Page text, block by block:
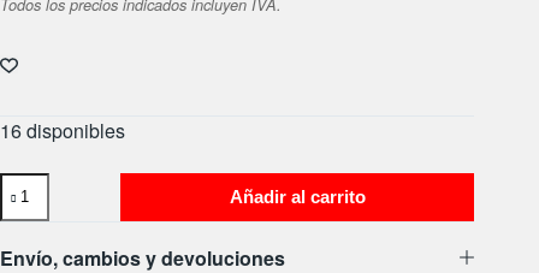
Todos los precios indicados incluyen IVA.
16 disponibles
Añadir al carrito
Envío, cambios y devoluciones